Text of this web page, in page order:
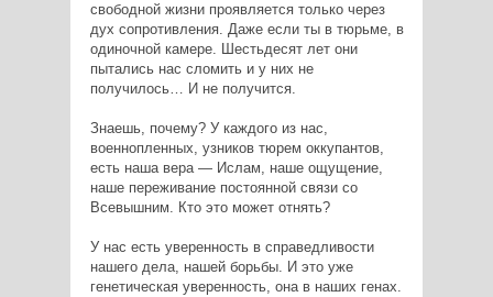
свободной жизни проявляется только через
дух сопротивления. Даже если ты в тюрьме, в
одиночной камере. Шестьдесят лет они
пытались нас сломить и у них не
получилось… И не получится.
Знаешь, почему? У каждого из нас,
военнопленных, узников тюрем оккупантов,
есть наша вера — Ислам, наше ощущение,
наше переживание постоянной связи со
Всевышним. Кто это может отнять?
У нас есть уверенность в справедливости
нашего дела, нашей борьбы. И это уже
генетическая уверенность, она в наших генах.